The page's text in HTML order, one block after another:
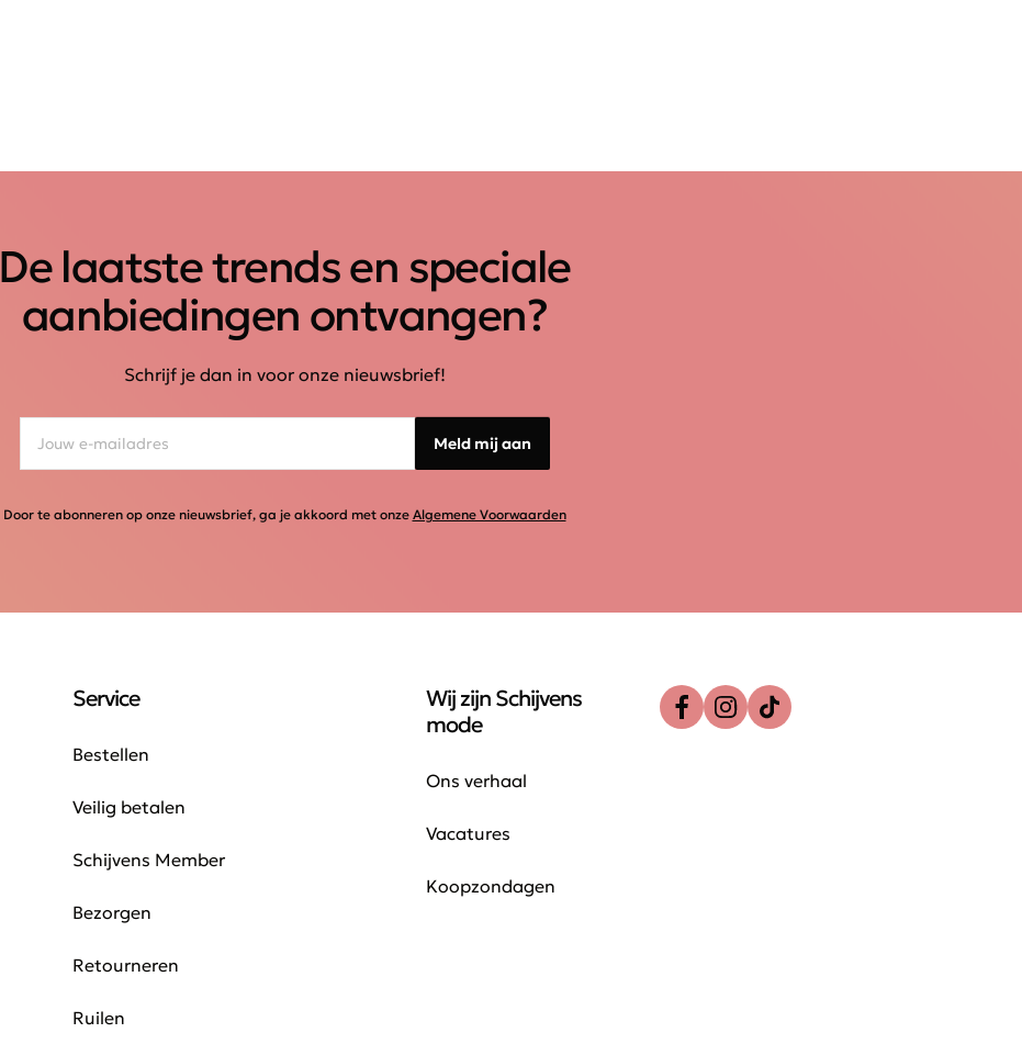
De laatste trends en speciale
aanbiedingen ontvangen?
Schrijf je dan in voor onze nieuwsbrief!
Meld mij aan
Door te abonneren op onze nieuwsbrief, ga je akkoord met onze Algemene Voorwaarden
Service
Bestellen
Veilig betalen
Schijvens Member
Bezorgen
Retourneren
Ruilen
Wij zijn Schijvens
mode
Ons verhaal
Vacatures
Koopzondagen